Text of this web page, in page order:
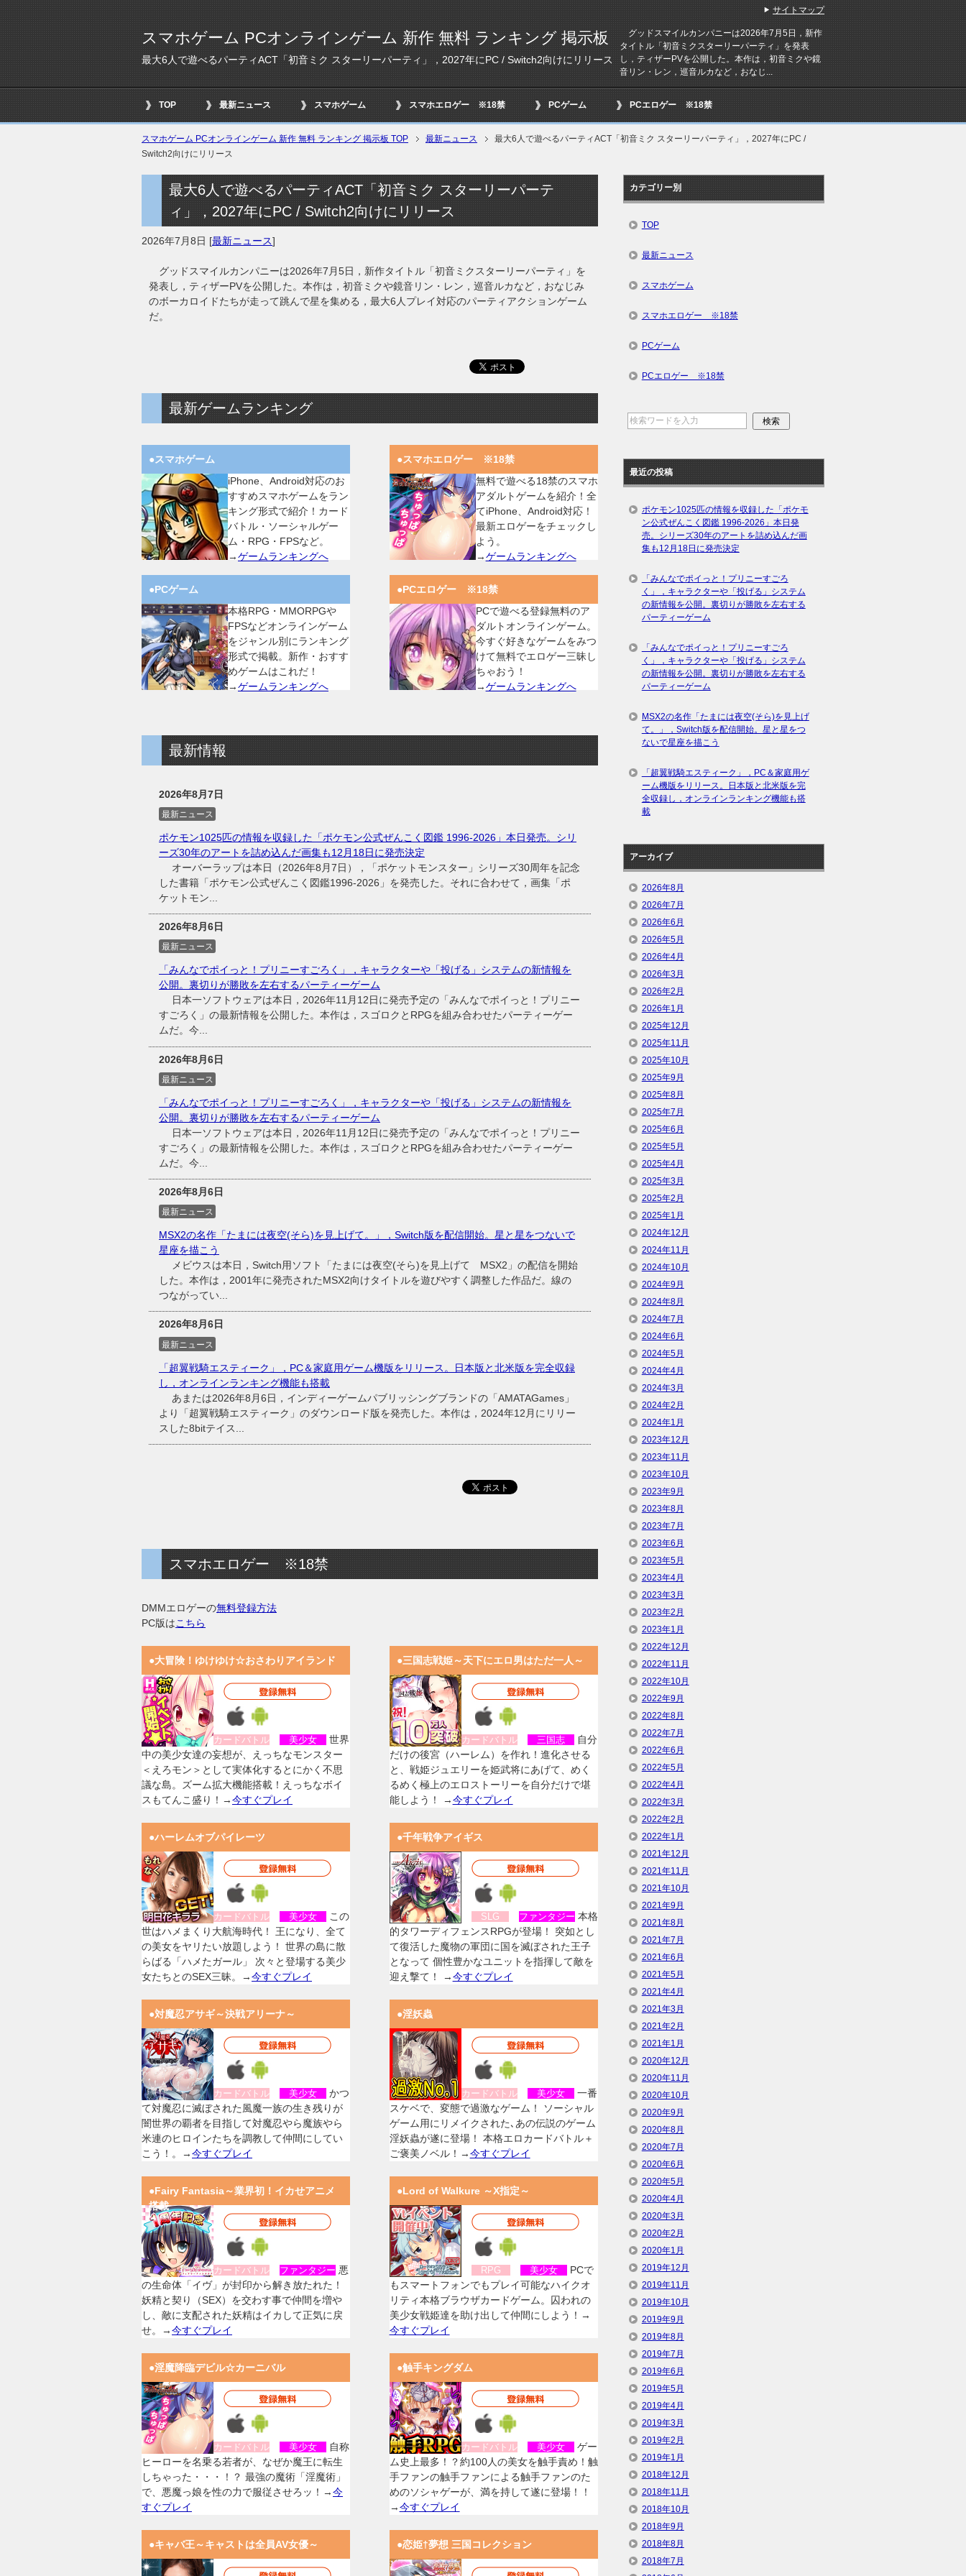
スマホゲーム PCオンラインゲーム 新作 無料 ランキング 掲示板
最大6人で遊べるパーティACT「初音ミク スターリーパーティ」，2027年にPC / Switch2向けにリリース
グッドスマイルカンパニーは2026年7月5日，新作
タイトル「初音ミクスターリーパーティ」を発表
し，ティザーPVを公開した。本作は，初音ミクや鏡
音リン・レン，巡音ルカなど，おなじ...
TOP 最新ニュース スマホゲーム スマホエロゲー ※18禁 PCゲーム PCエロゲー ※18禁
スマホゲーム PCオンラインゲーム 新作 無料 ランキング 掲示板 TOP 最新ニュース
最大6人で遊べるパーティACT「初音ミク スターリーパーティ」，2027年にPC /
Switch2向けにリリース
最大6人で遊べるパーティACT「初音ミク スターリーパーテ
ィ」，2027年にPC / Switch2向けにリリース
2026年7月8日 [最新ニュース]
グッドスマイルカンパニーは2026年7月5日，新作タイトル「初音ミクスターリーパーティ」を
発表し，ティザーPVを公開した。本作は，初音ミクや鏡音リン・レン，巡音ルカなど，おなじみ
のボーカロイドたちが走って跳んで星を集める，最大6人プレイ対応のパーティアクションゲーム
だ。
最新ゲームランキング
●スマホゲーム
iPhone、Android対応のお
すすめスマホゲームをラン
キング形式で紹介！カード
バトル・ソーシャルゲー
ム・RPG・FPSなど。
→ゲームランキングへ
●スマホエロゲー ※18禁
無料で遊べる18禁のスマホ
アダルトゲームを紹介！全
てiPhone、Android対応！
最新エロゲーをチェックし
よう。
→ゲームランキングへ
●PCゲーム
本格RPG・MMORPGや
FPSなどオンラインゲーム
をジャンル別にランキング
形式で掲載。新作・おすす
めゲームはこれだ！
→ゲームランキングへ
●PCエロゲー ※18禁
PCで遊べる登録無料のア
ダルトオンラインゲーム。
今すぐ好きなゲームをみつ
けて無料でエロゲー三昧し
ちゃおう！
→ゲームランキングへ
最新情報
2026年8月7日
最新ニュース
ポケモン1025匹の情報を収録した「ポケモン公式ぜんこく図鑑 1996-2026」本日発売。シリ
ーズ30年のアートを詰め込んだ画集も12月18日に発売決定
オーバーラップは本日（2026年8月7日），「ポケットモンスター」シリーズ30周年を記念
した書籍「ポケモン公式ぜんこく図鑑1996-2026」を発売した。それに合わせて，画集「ポ
ケットモン...
2026年8月6日
最新ニュース
「みんなでポイっと！プリニーすごろく」，キャラクターや「投げる」システムの新情報を
公開。裏切りが勝敗を左右するパーティーゲーム
日本一ソフトウェアは本日，2026年11月12日に発売予定の「みんなでポイっと！プリニー
すごろく」の最新情報を公開した。本作は，スゴロクとRPGを組み合わせたパーティーゲー
ムだ。今...
2026年8月6日
最新ニュース
「みんなでポイっと！プリニーすごろく」，キャラクターや「投げる」システムの新情報を
公開。裏切りが勝敗を左右するパーティーゲーム
日本一ソフトウェアは本日，2026年11月12日に発売予定の「みんなでポイっと！プリニー
すごろく」の最新情報を公開した。本作は，スゴロクとRPGを組み合わせたパーティーゲー
ムだ。今...
2026年8月6日
最新ニュース
MSX2の名作「たまには夜空(そら)を見上げて。」，Switch版を配信開始。星と星をつないで
星座を描こう
メビウスは本日，Switch用ソフト「たまには夜空(そら)を見上げて MSX2」の配信を開始
した。本作は，2001年に発売されたMSX2向けタイトルを遊びやすく調整した作品だ。線の
つながってい...
2026年8月6日
最新ニュース
「超翼戦騎エスティーク」，PC＆家庭用ゲーム機版をリリース。日本版と北米版を完全収録
し，オンラインランキング機能も搭載
あまたは2026年8月6日，インディーゲームパブリッシングブランドの「AMATAGames」
より「超翼戦騎エスティーク」のダウンロード版を発売した。本作は，2024年12月にリリー
スした8bitテイス...
スマホエロゲー ※18禁
DMMエロゲーの無料登録方法
PC版はこちら
●大冒険！ゆけゆけ☆おさわりアイランド
カードバトル 美少女
世界
中の美少女達の妄想が、えっちなモンスター
＜えろモン＞として実体化するとにかく不思
議な島。ズーム拡大機能搭載！えっちなボイ
スもてんこ盛り！→今すぐプレイ
●三国志戦姫～天下にエロ男はただ一人～
カードバトル 三国志
自分
だけの後宮（ハーレム）を作れ！進化させる
と、戦姫ジュエリーを姫武将にあげて、めく
るめく極上のエロストーリーを自分だけで堪
能しよう！ →今すぐプレイ
●ハーレムオブパイレーツ
カードバトル 美少女
この
世はハメまくり大航海時代！ 王になり、全て
の美女をヤリたい放題しよう！ 世界の島に散
らばる「ハメたガール」 次々と登場する美少
女たちとのSEX三昧。→今すぐプレイ
●千年戦争アイギス
SLG ファンタジー 本格
的タワーディフェンスRPGが登場！ 突如とし
て復活した魔物の軍団に国を滅ぼされた王子
となって 個性豊かなユニットを指揮して敵を
迎え撃て！ →今すぐプレイ
●対魔忍アサギ～決戦アリーナ～
カードバトル 美少女
かつ
て対魔忍に滅ぼされた風魔一族の生き残りが
闇世界の覇者を目指して対魔忍やら魔族やら
米連のヒロインたちを調教して仲間にしてい
こう！。→今すぐプレイ
●淫妖蟲
カードバトル 美少女
一番
スケベで、変態で過激なゲーム！ ソーシャル
ゲーム用にリメイクされた､あの伝説のゲーム
淫妖蟲が遂に登場！ 本格エロカードバトル＋
ご褒美ノベル！→今すぐプレイ
●Fairy Fantasia～業界初！イカせアニメ
搭載
カードバトル ファンタジー 悪
の生命体「イヴ」が封印から解き放たれた！
妖精と契り（SEX）を交わす事で仲間を増や
し、敵に支配された妖精はイカして正気に戻
せ。→今すぐプレイ
●Lord of Walkure ～X指定～
RPG 美少女
PCで
もスマートフォンでもプレイ可能なハイクオ
リティ本格ブラウザカードゲーム。囚われの
美少女戦姫達を助け出して仲間にしよう！→
今すぐプレイ
●淫魔降臨デビル☆カーニバル
カードバトル 美少女
自称
ヒーローを名乗る若者が、なぜか魔王に転生
しちゃった・・・！？ 最強の魔術「淫魔術」
で、悪魔っ娘を性の力で服従させろッ！→今
すぐプレイ
●触手キングダム
カードバトル 美少女
ゲー
ム史上最多！？約100人の美女を触手責め！触
手ファンの触手ファンによる触手ファンのた
めのソシャゲーが、満を持して遂に登場！！
→今すぐプレイ
●キャバ王～キャストは全員AV女優～ ●恋姫†夢想 三国コレクション
カテゴリー別
TOP
最新ニュース
スマホゲーム
スマホエロゲー ※18禁
PCゲーム
PCエロゲー ※18禁
最近の投稿
ポケモン1025匹の情報を収録した「ポケモ
ン公式ぜんこく図鑑 1996-2026」本日発
売。シリーズ30年のアートを詰め込んだ画
集も12月18日に発売決定
「みんなでポイっと！プリニーすごろ
く」，キャラクターや「投げる」システム
の新情報を公開。裏切りが勝敗を左右する
パーティーゲーム
「みんなでポイっと！プリニーすごろ
く」，キャラクターや「投げる」システム
の新情報を公開。裏切りが勝敗を左右する
パーティーゲーム
MSX2の名作「たまには夜空(そら)を見上げ
て。」，Switch版を配信開始。星と星をつ
ないで星座を描こう
「超翼戦騎エスティーク」，PC＆家庭用ゲ
ーム機版をリリース。日本版と北米版を完
全収録し，オンラインランキング機能も搭
載
アーカイブ
2026年8月
2026年7月
2026年6月
2026年5月
2026年4月
2026年3月
2026年2月
2026年1月
2025年12月
2025年11月
2025年10月
2025年9月
2025年8月
2025年7月
2025年6月
2025年5月
2025年4月
2025年3月
2025年2月
2025年1月
2024年12月
2024年11月
2024年10月
2024年9月
2024年8月
2024年7月
2024年6月
2024年5月
2024年4月
2024年3月
2024年2月
2024年1月
2023年12月
2023年11月
2023年10月
2023年9月
2023年8月
2023年7月
2023年6月
2023年5月
2023年4月
2023年3月
2023年2月
2023年1月
2022年12月
2022年11月
2022年10月
2022年9月
2022年8月
2022年7月
2022年6月
2022年5月
2022年4月
2022年3月
2022年2月
2022年1月
2021年12月
2021年11月
2021年10月
2021年9月
2021年8月
2021年7月
2021年6月
2021年5月
2021年4月
2021年3月
2021年2月
2021年1月
2020年12月
2020年11月
2020年10月
2020年9月
2020年8月
2020年7月
2020年6月
2020年5月
2020年4月
2020年3月
2020年2月
2020年1月
2019年12月
2019年11月
2019年10月
2019年9月
2019年8月
2019年7月
2019年6月
2019年5月
2019年4月
2019年3月
2019年2月
2019年1月
2018年12月
2018年11月
2018年10月
2018年9月
2018年8月
2018年7月
サイトマップ